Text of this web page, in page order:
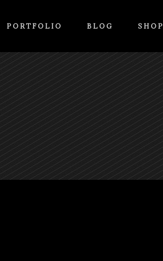
PORTFOLIO BLOG SHOP